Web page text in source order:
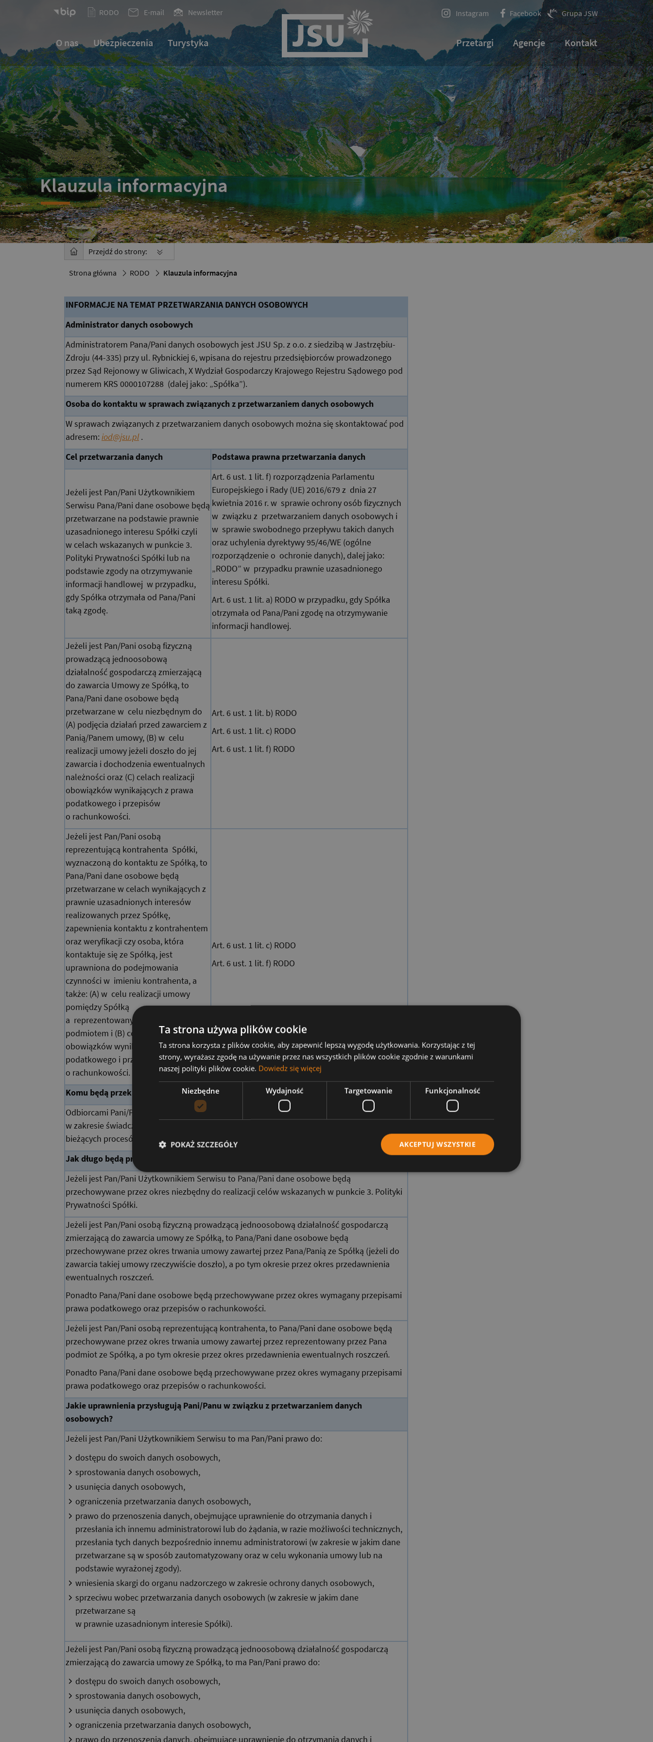
RODO E-mail Newsletter Instagram Facebook Grupa JSW
O nas Ubezpieczenia Turystyka Przetargi Agencje Kontakt
Klauzula informacyjna
Przejdź do strony:
Strona główna RODO Klauzula informacyjna
INFORMACJE NA TEMAT PRZETWARZANIA DANYCH OSOBOWYCH
Administrator danych osobowych
Administratorem Pana/Pani danych osobowych jest JSU Sp. z o.o. z siedzibą w Jastrzębiu-
Zdroju (44-335) przy ul. Rybnickiej 6, wpisana do rejestru przedsiębiorców prowadzonego
przez Sąd Rejonowy w Gliwicach, X Wydział Gospodarczy Krajowego Rejestru Sądowego pod
numerem KRS 0000107288 (dalej jako: „Spółka”).
Osoba do kontaktu w sprawach związanych z przetwarzaniem danych osobowych
W sprawach związanych z przetwarzaniem danych osobowych można się skontaktować pod
adresem: iod@jsu.pl.
Cel przetwarzania danych
Podstawa prawna przetwarzania danych
Jeżeli jest Pan/Pani Użytkownikiem
Serwisu Pana/Pani dane osobowe będą
przetwarzane na podstawie prawnie
uzasadnionego interesu Spółki czyli
w celach wskazanych w punkcie 3.
Polityki Prywatności Spółki lub na
podstawie zgody na otrzymywanie
informacji handlowej w przypadku,
gdy Spółka otrzymała od Pana/Pani
taką zgodę.
Art. 6 ust. 1 lit. f) rozporządzenia Parlamentu
Europejskiego i Rady (UE) 2016/679 z dnia 27
kwietnia 2016 r. w sprawie ochrony osób fizycznych
w związku z przetwarzaniem danych osobowych i
w sprawie swobodnego przepływu takich danych
oraz uchylenia dyrektywy 95/46/WE (ogólne
rozporządzenie o ochronie danych), dalej jako:
„RODO” w przypadku prawnie uzasadnionego
interesu Spółki.
Art. 6 ust. 1 lit. a) RODO w przypadku, gdy Spółka
otrzymała od Pana/Pani zgodę na otrzymywanie
informacji handlowej.
Jeżeli jest Pan/Pani osobą fizyczną
prowadzącą jednoosobową
działalność gospodarczą zmierzającą
do zawarcia Umowy ze Spółką, to
Pana/Pani dane osobowe będą
przetwarzane w celu niezbędnym do
(A) podjęcia działań przed zawarciem z
Panią/Panem umowy, (B) w celu
realizacji umowy jeżeli doszło do jej
zawarcia i dochodzenia ewentualnych
należności oraz (C) celach realizacji
obowiązków wynikających z prawa
podatkowego i przepisów
o rachunkowości.
Art. 6 ust. 1 lit. b) RODO
Art. 6 ust. 1 lit. c) RODO
Art. 6 ust. 1 lit. f) RODO
Jeżeli jest Pan/Pani osobą
reprezentującą kontrahenta Spółki,
wyznaczoną do kontaktu ze Spółką, to
Pana/Pani dane osobowe będą
przetwarzane w celach wynikających z
prawnie uzasadnionych interesów
realizowanych przez Spółkę,
zapewnienia kontaktu z kontrahentem
oraz weryfikacji czy osoba, która
kontaktuje się ze Spółką, jest
uprawniona do podejmowania
czynności w imieniu kontrahenta, a
także: (A) w celu realizacji umowy
pomiędzy Spółką
a reprezentowanym przez Panią/Pana
podmiotem i (B) celach realizacji
obowiązków wynikających z prawa
podatkowego i przepisów
o rachunkowości.
Art. 6 ust. 1 lit. c) RODO
Art. 6 ust. 1 lit. f) RODO
Komu będą przekazywane dane osobowe?
Odbiorcami Pani/Pana danych osobowych mogą być podmioty współpracujące ze Spółką
w zakresie świadczonych na rzecz Spółki usług (np. podwykonawcy) oraz wspierania
bieżących procesów biznesowych Spółki.
Jak długo będą przechowywane dane osobowe?
Jeżeli jest Pan/Pani Użytkownikiem Serwisu to Pana/Pani dane osobowe będą
przechowywane przez okres niezbędny do realizacji celów wskazanych w punkcie 3. Polityki
Prywatności Spółki.
Jeżeli jest Pan/Pani osobą fizyczną prowadzącą jednoosobową działalność gospodarczą
zmierzającą do zawarcia umowy ze Spółką, to Pana/Pani dane osobowe będą
przechowywane przez okres trwania umowy zawartej przez Pana/Panią ze Spółką (jeżeli do
zawarcia takiej umowy rzeczywiście doszło), a po tym okresie przez okres przedawnienia
ewentualnych roszczeń.
Ponadto Pana/Pani dane osobowe będą przechowywane przez okres wymagany przepisami
prawa podatkowego oraz przepisów o rachunkowości.
Jeżeli jest Pan/Pani osobą reprezentującą kontrahenta, to Pana/Pani dane osobowe będą
przechowywane przez okres trwania umowy zawartej przez reprezentowany przez Pana
podmiot ze Spółką, a po tym okresie przez okres przedawnienia ewentualnych roszczeń.
Ponadto Pana/Pani dane osobowe będą przechowywane przez okres wymagany przepisami
prawa podatkowego oraz przepisów o rachunkowości.
Jakie uprawnienia przysługują Pani/Panu w związku z przetwarzaniem danych
osobowych?
Jeżeli jest Pan/Pani Użytkownikiem Serwisu to ma Pan/Pani prawo do:
dostępu do swoich danych osobowych,
sprostowania danych osobowych,
usunięcia danych osobowych,
ograniczenia przetwarzania danych osobowych,
prawo do przenoszenia danych, obejmujące uprawnienie do otrzymania danych i
przesłania ich innemu administratorowi lub do żądania, w razie możliwości technicznych,
przesłania tych danych bezpośrednio innemu administratorowi (w zakresie w jakim dane
przetwarzane są w sposób zautomatyzowany oraz w celu wykonania umowy lub na
podstawie wyrażonej zgody).
wniesienia skargi do organu nadzorczego w zakresie ochrony danych osobowych,
sprzeciwu wobec przetwarzania danych osobowych (w zakresie w jakim dane
przetwarzane są
w prawnie uzasadnionym interesie Spółki).
Jeżeli jest Pan/Pani osobą fizyczną prowadzącą jednoosobową działalność gospodarczą
zmierzającą do zawarcia umowy ze Spółką, to ma Pan/Pani prawo do:
dostępu do swoich danych osobowych,
sprostowania danych osobowych,
usunięcia danych osobowych,
ograniczenia przetwarzania danych osobowych,
prawo do przenoszenia danych, obejmujące uprawnienie do otrzymania danych i
Ta strona używa plików cookie
Ta strona korzysta z plików cookie, aby zapewnić lepszą wygodę użytkowania. Korzystając z tej
strony, wyrażasz zgodę na używanie przez nas wszystkich plików cookie zgodnie z warunkami
naszej polityki plików cookie. Dowiedz się więcej
Niezbędne Wydajność Targetowanie Funkcjonalność
AKCEPTUJ WSZYSTKIE
POKAŻ SZCZEGÓŁY